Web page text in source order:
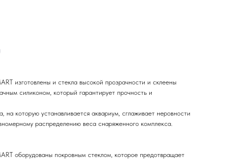
изготовлены и стекла высокой прозрачности и склеены
силиконом, который гарантирует прочность и
на которую устанавливается аквариум, сглаживает неровности
распределению веса снаряженного комплекса.
оборудованы покровным стеклом, которое предотвращает